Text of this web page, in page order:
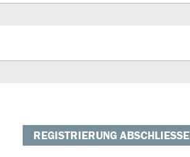
REGISTRIERUNG ABSCHLIESSEN